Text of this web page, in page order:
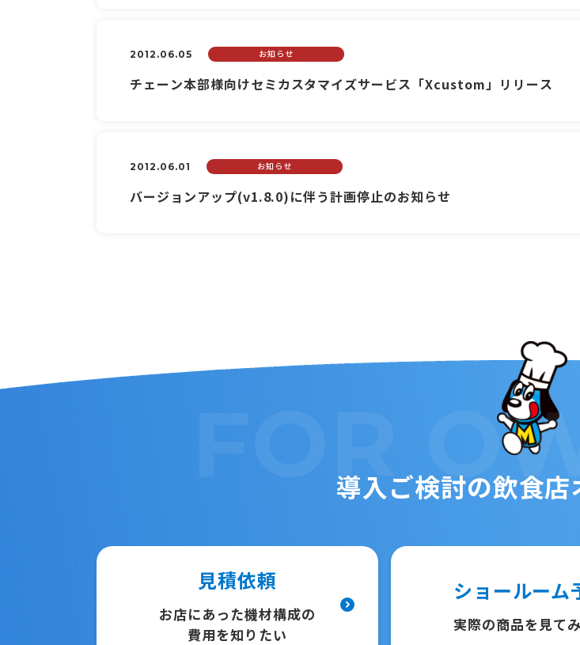
2012.06.05 お知らせ
チェーン本部様向けセミカスタマイズサービス「Xcustom」リリース
2012.06.01 お知らせ
バージョンアップ(v1.8.0)に伴う計画停止のお知らせ
導入ご検討の飲食店
FOR
見積依頼
お店にあった機材構成の
費用を知りたい
ショールーム
実際の商品を見て